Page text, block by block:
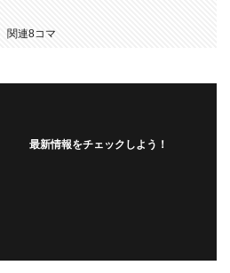
関連8コマ
最新情報をチェックしよう！